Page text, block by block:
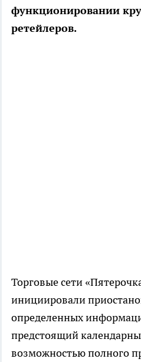
функционировании
ретейлеров.
Торговые сети
инициировали
определенных
предстоящий
возможностью полного